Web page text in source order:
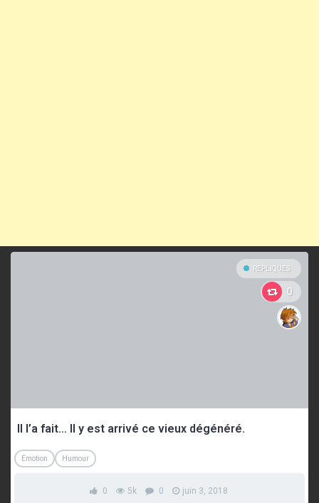
REPLIQUES
0
Il l’a fait… Il y est arrivé ce vieux dégénéré.
Émotion Humour
0 5k 0 juin 3, 2018